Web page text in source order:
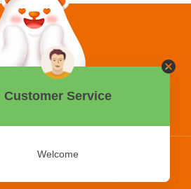
0858 2015 9999
Jl. Laksamana Yos Sudarso, Pantai Indah